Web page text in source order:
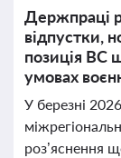
Держпраці
відпустки,
позиція ВС
умовах
У березні
роз’яснення